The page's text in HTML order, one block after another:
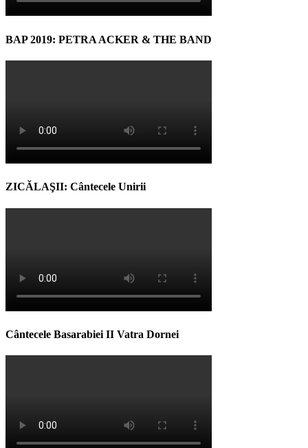
BAP 2019: PETRA ACKER & THE BAND
ZICĂLAŞII: Cântecele Unirii
Cântecele Basarabiei II Vatra Dornei